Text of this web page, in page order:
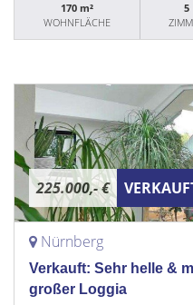
170 m²
WOHNFLÄCHE
5
225.000,- €
Nürnberg
Verkauft: Sehr helle &
großer Loggia